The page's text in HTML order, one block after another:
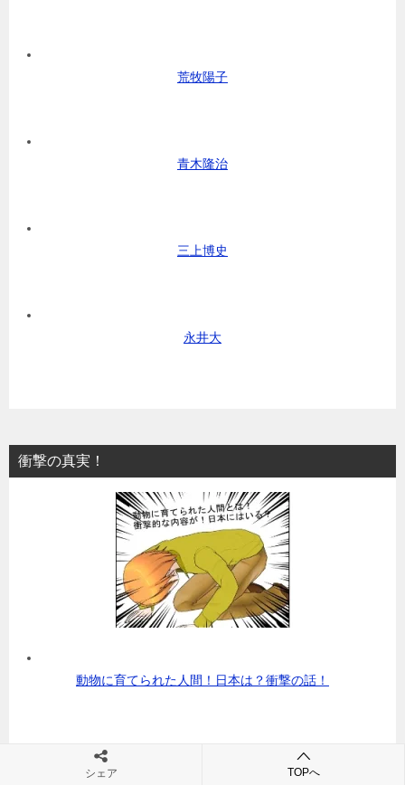
荒牧陽子
青木隆治
三上博史
永井大
衝撃の真実！
動物に育てられた人間！日本は？衝撃の話！
シェア TOPへ